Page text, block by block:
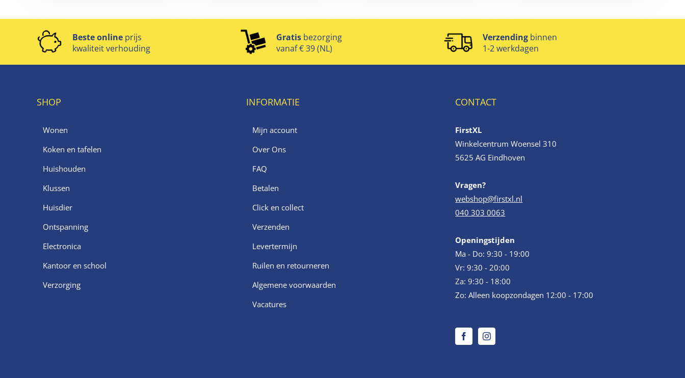
Beste online prijs
kwaliteit verhouding
Gratisbezorging
vanaf € 39 (NL)
Verzendingbinnen
1-2 werkdagen
SHOP
Wonen
Koken en tafelen
Huishouden
Klussen
Huisdier
Ontspanning
Electronica
Kantoor en school
Verzorging
INFORMATIE
Mijn account
Over Ons
FAQ
Betalen
Click en collect
Verzenden
Levertermijn
Ruilen en retourneren
Algemene voorwaarden
Vacatures
CONTACT
FirstXL
Winkelcentrum Woensel 310
5625 AG Eindhoven
Vragen?
webshop@firstxl.nl
040 303 0063
Openingstijden
Ma - Do: 9:30 - 19:00
Vr: 9:30 - 20:00
Za: 9:30 - 18:00
Zo: Alleen koopzondagen 12:00 - 17:00